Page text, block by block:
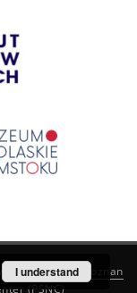
created by
Poznan
(PSNC)
I understand